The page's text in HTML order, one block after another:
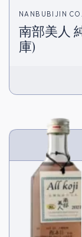
NANBUBIJIN
南部美人
庫)